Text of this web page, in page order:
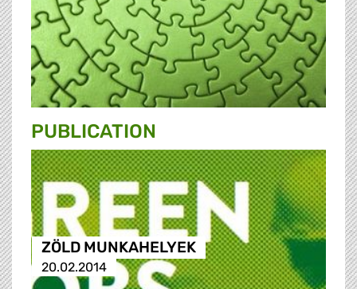
PUBLICATION
ZÖLD MUNKAHELYEK
20.02.2014